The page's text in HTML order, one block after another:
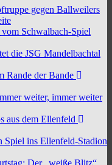
gegen Ballweilers
Schwalbach-Spiel
die JSG Mandelbachtal
Rande der Bande
weiter, immer weiter
aus dem Ellenfeld
Spiel ins Ellenfeld-Stadion
Der „weiße Blitz“